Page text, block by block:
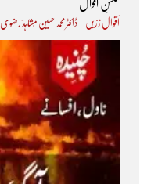
گلشنِ اقوال
اَقوال زرّیں ڈاکٹر محمد حسین مُشاہدؔ رضوی